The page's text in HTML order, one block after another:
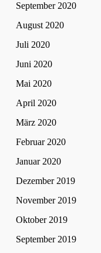
September 2020
August 2020
Juli 2020
Juni 2020
Mai 2020
April 2020
März 2020
Februar 2020
Januar 2020
Dezember 2019
November 2019
Oktober 2019
September 2019